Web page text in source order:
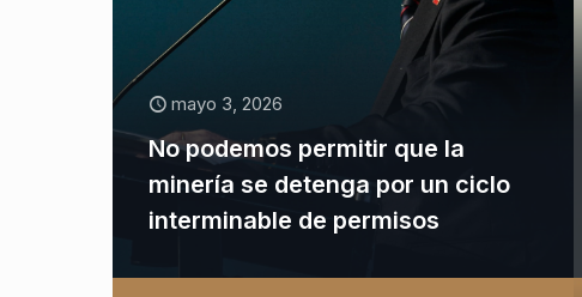
mayo 3, 2026
No podemos permitir que la
minería se detenga por un ciclo
interminable de permisos